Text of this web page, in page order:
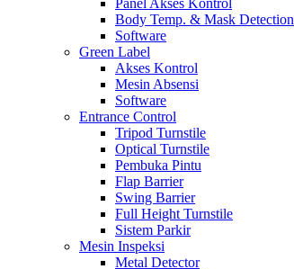
Panel Akses Kontrol
Body Temp. & Mask Detection
Software
Green Label
Akses Kontrol
Mesin Absensi
Software
Entrance Control
Tripod Turnstile
Optical Turnstile
Pembuka Pintu
Flap Barrier
Swing Barrier
Full Height Turnstile
Sistem Parkir
Mesin Inspeksi
Metal Detector